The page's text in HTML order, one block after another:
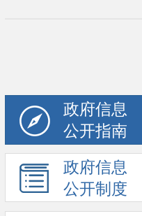
政府信息
公开指南
政府信息
公开制度